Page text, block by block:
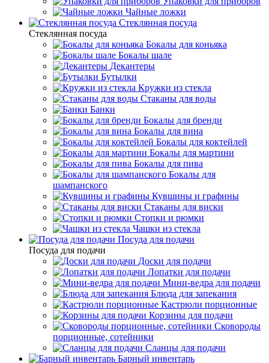
Чайные ложки
Стеклянная посуда
Стеклянная посуда
Бокалы для коньяка
Бокалы шале
Декантеры
Бутылки
Кружки из стекла
Стаканы для воды
Банки
Бокалы для бренди
Бокалы для вина
Бокалы для коктейлей
Бокалы для мартини
Бокалы для пива
Бокалы для
шампанского
Кувшины и графины
Стаканы для виски
Стопки и рюмки
Чашки из стекла
Посуда для подачи
Посуда для подачи
Доски для подачи
Лопатки для подачи
Мини-ведра для подачи
Блюда для запекания
Кастрюли порционные
Корзины для подачи
Сковороды
порционные, сотейники
Сланцы для подачи
Барный инвентарь